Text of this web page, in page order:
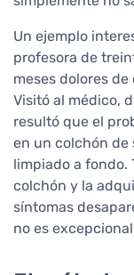
Un ejemplo
profesora de
meses dolores
Visitó al médico,
resultó que el
en un colchón de
limpiado a fondo.
colchón y la
síntomas
no es